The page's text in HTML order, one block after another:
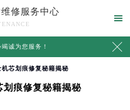
修服务中心

诚为您服务！ 
芯划痕修复秘籍揭秘
划痕修复秘籍揭秘